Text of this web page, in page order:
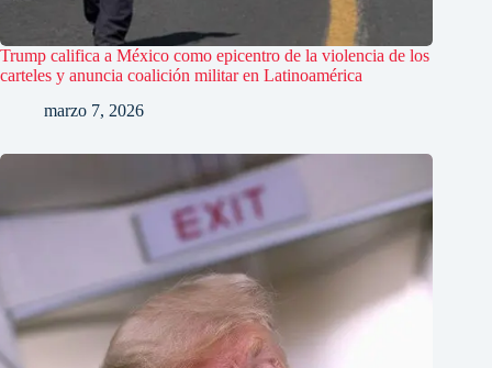
Trump califica a México como epicentro de la violencia de los
carteles y anuncia coalición militar en Latinoamérica
marzo 7, 2026